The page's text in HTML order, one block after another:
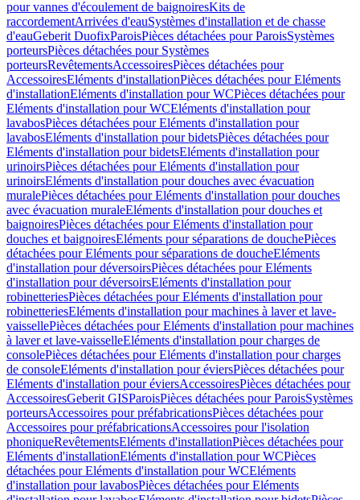
pour vannes d'écoulement de baignoiresKits de
raccordementArrivées d'eauSystèmes d'installation et de chasse
d'eauGeberit DuofixParoisPièces détachées pour ParoisSystèmes
porteursPièces détachées pour Systèmes
porteursRevêtementsAccessoiresPièces détachées pour
AccessoiresEléments d'installationPièces détachées pour Eléments
d'installationEléments d'installation pour WCPièces détachées pour
Eléments d'installation pour WCEléments d'installation pour
lavabosPièces détachées pour Eléments d'installation pour
lavabosEléments d'installation pour bidetsPièces détachées pour
Eléments d'installation pour bidetsEléments d'installation pour
urinoirsPièces détachées pour Eléments d'installation pour
urinoirsEléments d'installation pour douches avec évacuation
muralePièces détachées pour Eléments d'installation pour douches
avec évacuation muraleEléments d'installation pour douches et
baignoiresPièces détachées pour Eléments d'installation pour
douches et baignoiresEléments pour séparations de douchePièces
détachées pour Eléments pour séparations de doucheEléments
d'installation pour déversoirsPièces détachées pour Eléments
d'installation pour déversoirsEléments d'installation pour
robinetteriesPièces détachées pour Eléments d'installation pour
robinetteriesEléments d'installation pour machines à laver et lave-
vaissellePièces détachées pour Eléments d'installation pour machines
à laver et lave-vaisselleEléments d'installation pour charges de
consolePièces détachées pour Eléments d'installation pour charges
de consoleEléments d'installation pour éviersPièces détachées pour
Eléments d'installation pour éviersAccessoiresPièces détachées pour
AccessoiresGeberit GISParoisPièces détachées pour ParoisSystèmes
porteursAccessoires pour préfabricationsPièces détachées pour
Accessoires pour préfabricationsAccessoires pour l'isolation
phoniqueRevêtementsEléments d'installationPièces détachées pour
Eléments d'installationEléments d'installation pour WCPièces
détachées pour Eléments d'installation pour WCEléments
d'installation pour lavabosPièces détachées pour Eléments